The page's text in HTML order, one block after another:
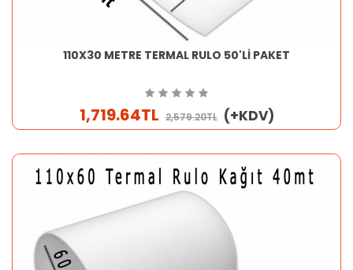
110X30 METRE TERMAL RULO 50'Lİ PAKET
1,719.64TL 2,579.20TL (+KDV)